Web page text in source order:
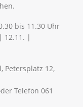
bis 11.30 Uhr
12.11. |
Petersplatz 12,
Telefon 061